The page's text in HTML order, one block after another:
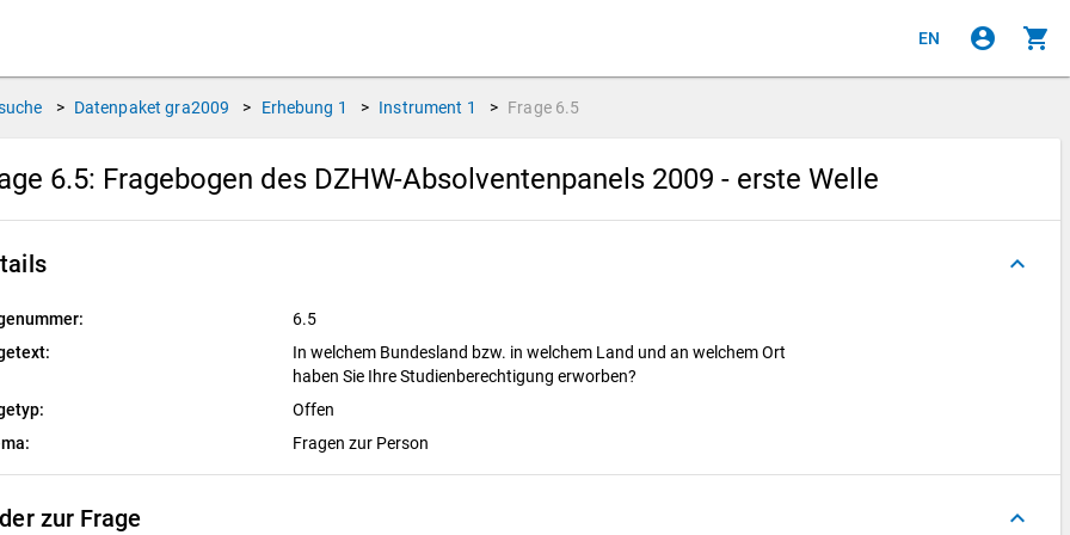
EN account_circle shopping_cart
> Datenpaket gra2009 > Erhebung 1 > Instrument 1 > Frage 6.5
6.5: Fragebogen des DZHW-Absolventenpanels 2009 - erste Welle
keyboard_arrow_up
6.5
In welchem Bundesland bzw. in welchem Land und an welchem Ort
haben Sie Ihre Studienberechtigung erworben?
Offen
Fragen zur Person
zur Frage keyboard_arrow_up